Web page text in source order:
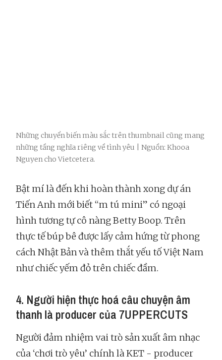
Những chuyển biến màu sắc trên thumbnail cũng mang
những tầng nghĩa riêng về tình yêu | Nguồn: Khooa
Nguyen cho Vietcetera.
Bật mí là đến khi hoàn thành xong dự án
Tiến Anh mới biết “m tú mini” có ngoại
hình tương tự cô nàng Betty Boop. Trên
thực tế búp bê được lấy cảm hứng từ phong
cách Nhật Bản và thêm thắt yếu tố Việt Nam
như chiếc yếm đỏ trên chiếc đầm.
4. Người hiện thực hoá câu chuyện âm
thanh là producer của 7UPPERCUTS
Người đảm nhiệm vai trò sản xuất âm nhạc
của ‘chơi trò yêu’ chính là KET - producer